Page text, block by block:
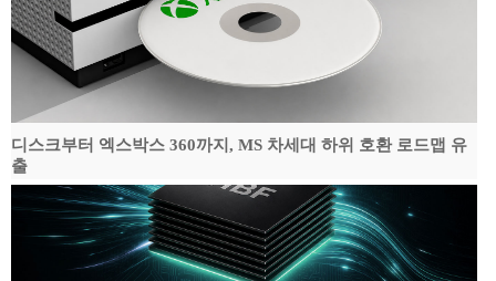
디스크부터 엑스박스 360까지, MS 차세대 하위 호환 로드맵 유
출